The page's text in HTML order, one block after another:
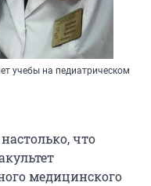
учебы на педиатрическом
что
медицинского